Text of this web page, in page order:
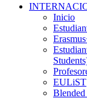
Inicio
EULiST